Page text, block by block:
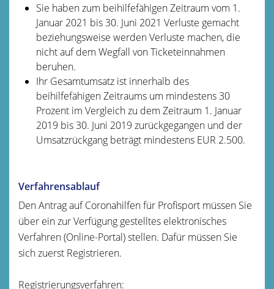
Sie haben zum beihilfefähigen Zeitraum vom 1.
Januar 2021 bis 30. Juni 2021 Verluste gemacht
beziehungsweise werden Verluste machen, die
nicht auf dem Wegfall von Ticketeinnahmen
beruhen.
Ihr Gesamtumsatz ist innerhalb des
beihilfefähigen Zeitraums um mindestens 30
Prozent im Vergleich zu dem Zeitraum 1. Januar
2019 bis 30. Juni 2019 zurückgegangen und der
Umsatzrückgang beträgt mindestens EUR 2.500.
Verfahrensablauf
Den Antrag auf Coronahilfen für Profisport müssen Sie
über ein zur Verfügung gestelltes elektronisches
Verfahren (Online-Portal) stellen. Dafür müssen Sie
sich zuerst Registrieren.
Registrierungsverfahren: